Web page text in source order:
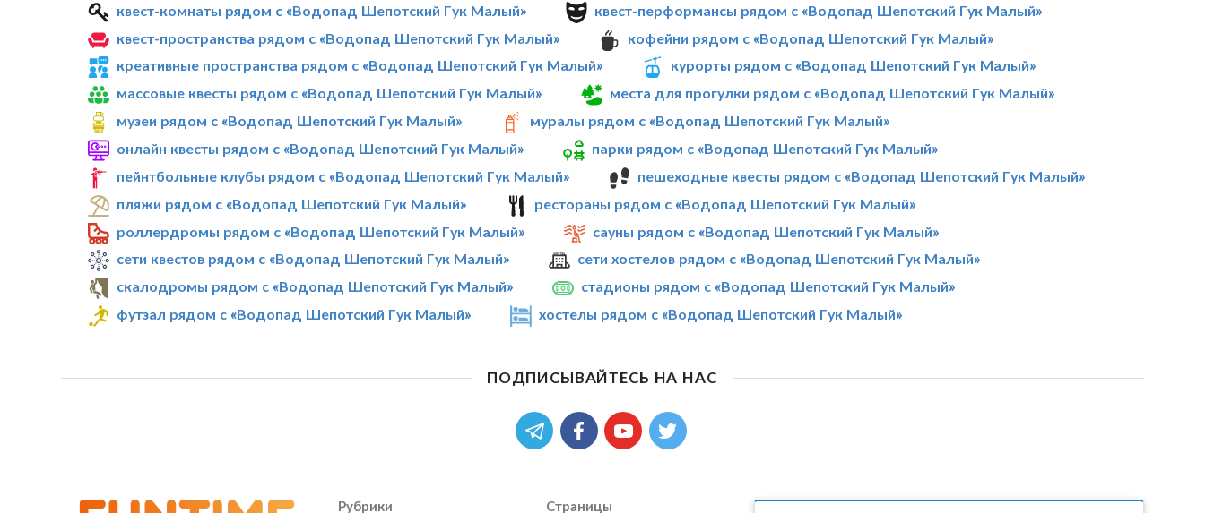
квест-комнаты рядом с «Водопад Шепотский Гук Малый»
квест-перформансы рядом с «Водопад Шепотский Гук Малый»
квест-пространства рядом с «Водопад Шепотский Гук Малый»
кофейни рядом с «Водопад Шепотский Гук Малый»
креативные пространства рядом с «Водопад Шепотский Гук Малый»
курорты рядом с «Водопад Шепотский Гук Малый»
массовые квесты рядом с «Водопад Шепотский Гук Малый»
места для прогулки рядом с «Водопад Шепотский Гук Малый»
музеи рядом с «Водопад Шепотский Гук Малый»
муралы рядом с «Водопад Шепотский Гук Малый»
онлайн квесты рядом с «Водопад Шепотский Гук Малый»
парки рядом с «Водопад Шепотский Гук Малый»
пейнтбольные клубы рядом с «Водопад Шепотский Гук Малый»
пешеходные квесты рядом с «Водопад Шепотский Гук Малый»
пляжи рядом с «Водопад Шепотский Гук Малый»
рестораны рядом с «Водопад Шепотский Гук Малый»
роллердромы рядом с «Водопад Шепотский Гук Малый»
сауны рядом с «Водопад Шепотский Гук Малый»
сети квестов рядом с «Водопад Шепотский Гук Малый»
сети хостелов рядом с «Водопад Шепотский Гук Малый»
скалодромы рядом с «Водопад Шепотский Гук Малый»
стадионы рядом с «Водопад Шепотский Гук Малый»
футзал рядом с «Водопад Шепотский Гук Малый»
хостелы рядом с «Водопад Шепотский Гук Малый»
ПОДПИСЫВАЙТЕСЬ НА НАС
Рубрики Страницы